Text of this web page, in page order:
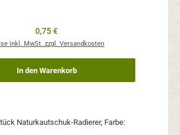
Regulärer Preis:
0,75 €
inkl. MwSt. zzgl. Versandkosten
In den Warenkorb